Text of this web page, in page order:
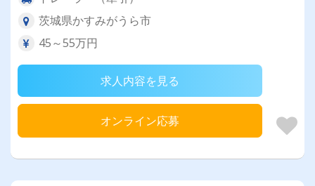
茨城県かすみがうら市
45～55万円
求人内容を見る
オンライン応募